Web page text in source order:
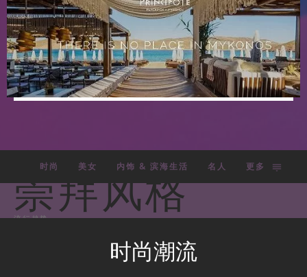
时尚 美女 内饰 & 滨海生活 名人 更多
崇拜风格
流行趋势
时尚潮流